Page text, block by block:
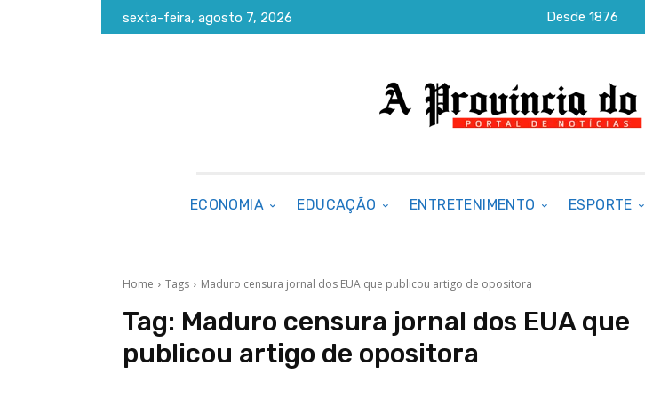
sexta-feira, agosto 7, 2026 Desde 1876
ECONOMIA EDUCAÇÃO ENTRETENIMENTO ESPORTE
Home Tags Maduro censura jornal dos EUA que publicou artigo de opositora
Tag: Maduro censura jornal dos EUA que
publicou artigo de opositora